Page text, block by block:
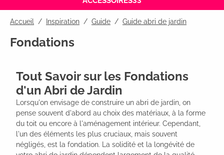
Accueil Inspiration / Guide / Guide abri de jardin
Fondations
Tout Savoir sur les Fondations
d'un Abri de Jardin
Lorsqu'on envisage de construire un abri de jardin, on
pense souvent d'abord au choix des matériaux, à la forme
du toit ou encore à l'aménagement intérieur. Cependant,
l'un des éléments les plus cruciaux, mais souvent
négligés, est la fondation. La solidité et la longévité de